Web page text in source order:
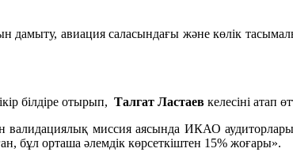
дамыту, авиация саласындағы және көлік
білдіре отырып, Талгат Ластаев келесіні атап
миссия аясында ИКАО аудиторлары
бұл орташа әлемдік көрсеткіштен 15% жоғары».